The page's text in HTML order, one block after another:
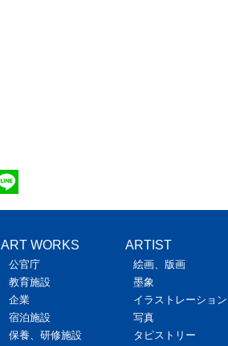
ART WORKS
公官庁
教育施設
企業
宿泊施設
保養、研修施設
ARTIST
絵画、版画
墨象
イラストレーション
写真
タピストリー